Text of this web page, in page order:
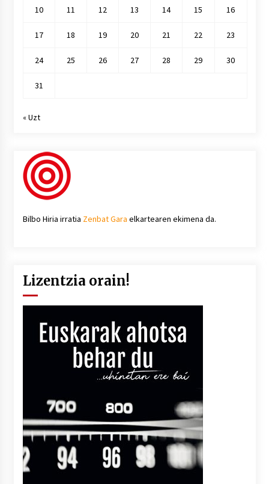
10 11 12 13 14 15 16
17 18 19 20 21 22 23
24 25 26 27 28 29 30
31
« Uzt
Bilbo Hiria irratia Zenbat Gara elkartearen ekimena da.
Lizentzia orain!